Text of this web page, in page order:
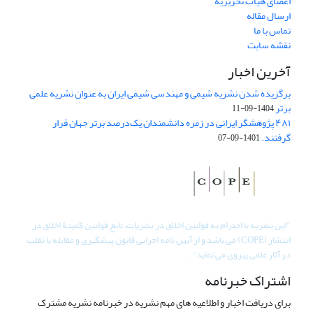
ارسال مقاله
تماس با ما
نقشه سایت
آخرین اخبار
برگزیده شدن نشریه شیمی و مهندسی شیمی ایران به عنوان نشریه علمی
برتر1404-09-11
۴۸۱ پژوهشگر ایرانی در زمره دانشمندان یک‌درصد برتر جهان قرار
گرفتند.1401-09-07
"این نشریه با احترام به قوانین اخلاق در نشریات، تابع قوانین کمیتۀ اخلاق در
انتشار (COPE) می باشد و از آیین نامه اجرایی قانون پیشگیری و مقابله با تقلب
در آثار علمی پیروی می نماید".
اشتراک خبرنامه
برای دریافت اخبار و اطلاعیه های مهم نشریه در خبرنامه نشریه مشترک